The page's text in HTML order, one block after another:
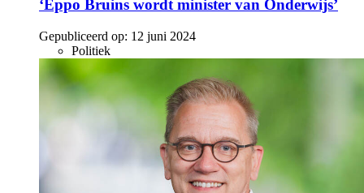
‘Eppo Bruins wordt minister van Onderwijs’
Gepubliceerd op: 12 juni 2024
Politiek